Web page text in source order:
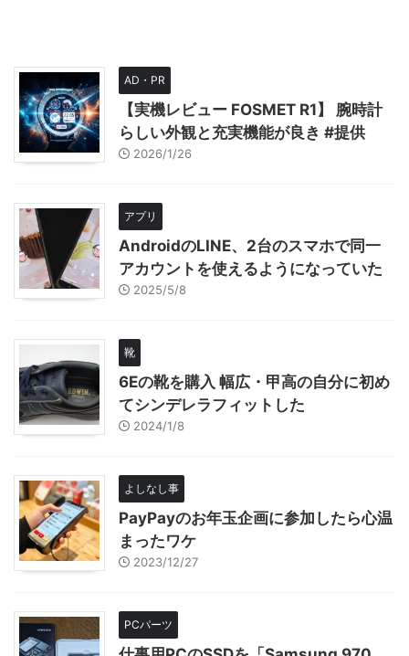
AD・PR
【実機レビュー FOSMET R1】 腕時計
らしい外観と充実機能が良き #提供
2026/1/26
アプリ
AndroidのLINE、2台のスマホで同一
アカウントを使えるようになっていた
2025/5/8
靴
6Eの靴を購入 幅広・甲高の自分に初め
てシンデレラフィットした
2024/1/8
よしなし事
PayPayのお年玉企画に参加したら心温
まったワケ
2023/12/27
PCパーツ